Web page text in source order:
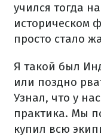
учился тогда
историческом
просто стало
Я такой был
или поздно
Узнал, что у
практика. Мы
купил всю